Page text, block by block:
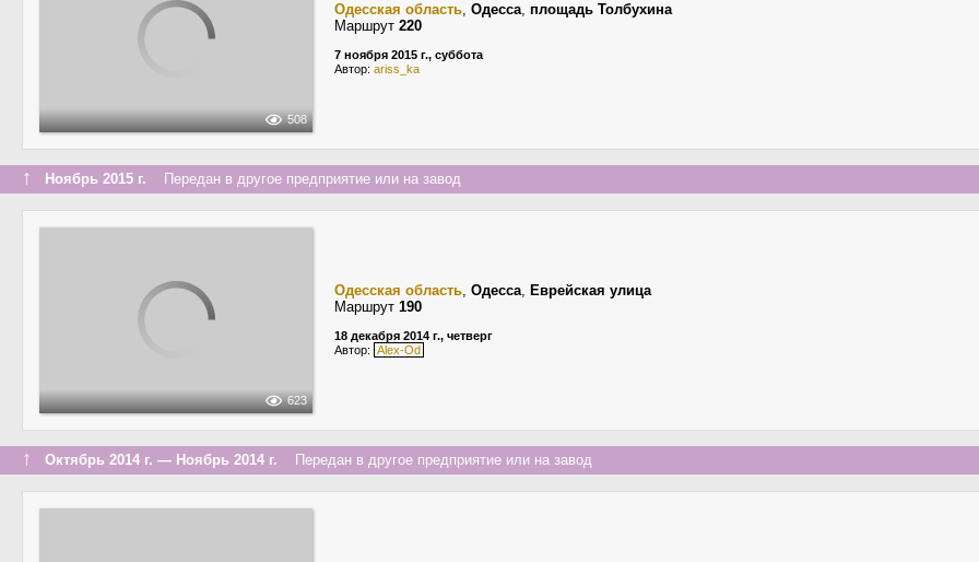
508
Одесская область, Одесса, площадь Толбухина
Маршрут 220
7 ноября 2015 г., суббота
Автор: ariss_ka
↑ Ноябрь 2015 г. Передан в другое предприятие или на завод
623
Одесская область, Одесса, Еврейская улица
Маршрут 190
18 декабря 2014 г., четверг
Автор: Alex-Od
↑ Октябрь 2014 г. — Ноябрь 2014 г. Передан в другое предприятие или на завод